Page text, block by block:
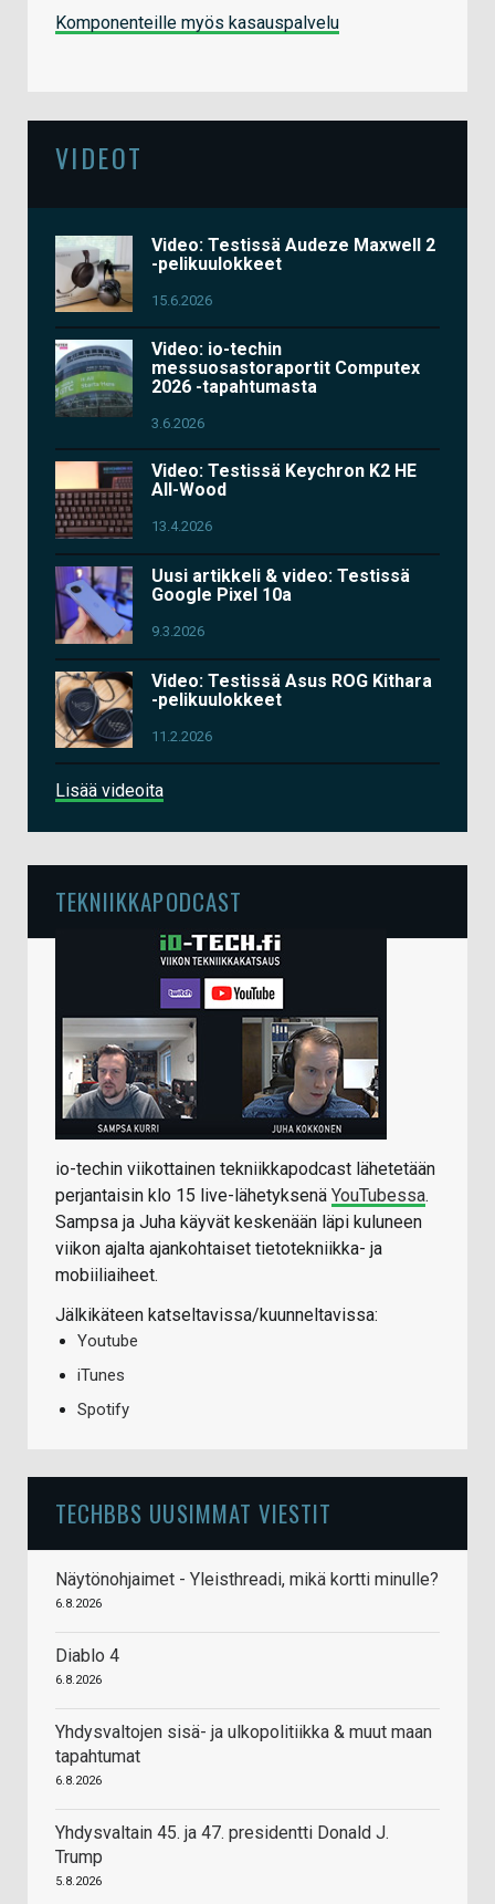
Komponenteille myös kasauspalvelu
VIDEOT
Video: Testissä Audeze Maxwell 2
-pelikuulokkeet
15.6.2026
Video: io-techin
messuosastoraportit Computex
2026 -tapahtumasta
3.6.2026
Video: Testissä Keychron K2 HE
All-Wood
13.4.2026
Uusi artikkeli & video: Testissä
Google Pixel 10a
9.3.2026
Video: Testissä Asus ROG Kithara
-pelikuulokkeet
11.2.2026
Lisää videoita
TEKNIIKKAPODCAST
io-techin viikottainen tekniikkapodcast lähetetään
perjantaisin klo 15 live-lähetyksenä YouTubessa.
Sampsa ja Juha käyvät keskenään läpi kuluneen
viikon ajalta ajankohtaiset tietotekniikka- ja
mobiiliaiheet.
Jälkikäteen katseltavissa/kuunneltavissa:
Youtube
iTunes
Spotify
TECHBBS UUSIMMAT VIESTIT
Näytönohjaimet - Yleisthreadi, mikä kortti minulle?
6.8.2026
Diablo 4
6.8.2026
Yhdysvaltojen sisä- ja ulkopolitiikka & muut maan
tapahtumat
6.8.2026
Yhdysvaltain 45. ja 47. presidentti Donald J.
Trump
5.8.2026